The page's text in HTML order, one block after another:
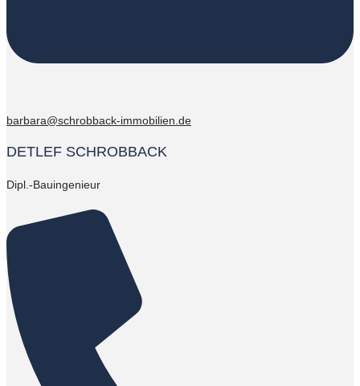
barbara@schrobback-immobilien.de
DETLEF SCHROBBACK
Dipl.-Bauingenieur